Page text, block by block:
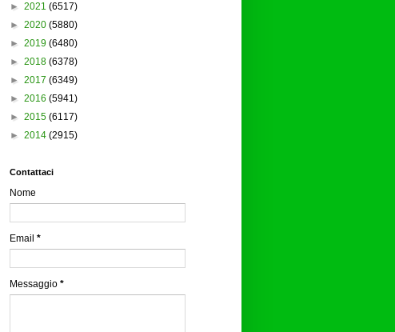
► 2021 (6517)
► 2020 (5880)
► 2019 (6480)
► 2018 (6378)
► 2017 (6349)
► 2016 (5941)
► 2015 (6117)
► 2014 (2915)
Contattaci
Nome
Email *
Messaggio *